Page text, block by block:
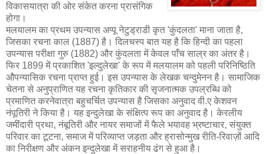
विकासयात्रा की ओर संकेत करना प्रासंगिक
होगा।
मलयालम का प्रथम उपन्यास अप्पू नेटुड्राडी कृत 'कुंदलता' माना जाता है,
जिसका रचना काल (1887) है। दिलचस्प बात यह है कि हिन्दी का पहला
उपन्यास परीक्षा गुरु (1882) और कुंदलता में केवल पाँच साल्र का अंतर है।
फिर 1899 में प्रकाशित 'इल्दुलेखा' के रूप में मलयालम को पहली परिनिष्ठिति
औपन्यासिक रचना प्राप्त हुई। इस उपन्यास के लेखक चन्दुमेनन है। सामाजिक
चेतना से अनुप्राणित यह रचना कृतिकार की सृजनात्मक उपल्रब्धि को
प्रमाणित करनेवात्रा बहुचर्चित उपन्यास है जिसका अनुवाद वी.ए केशवन
नंपूतिरी ने किया है। यह इन्दुलेखा के संक्षित्प रूप का अनुवाद है। केरलीय
जमींदारी प्रथा, नंबूतिरी और नायर समाजों में फैले भयावह भ्रष्टाचार, संयुक्त
परिवार का टूटना, समाज में परिव्याप्त जड़ता और ह्रासोन्मुख रीति-रिवाज़ों आदि
का निरीक्षण और अंकन इन्दुलेखा में सराहनीय ढंग से हुआ है।